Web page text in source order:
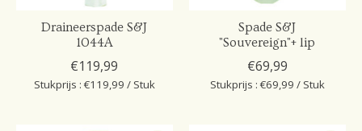
Draineerspade S&J
1044A
€119,99
Stukprijs : €119,99 / Stuk
Spade S&J
"Souvereign"+ lip
€69,99
Stukprijs : €69,99 / Stuk